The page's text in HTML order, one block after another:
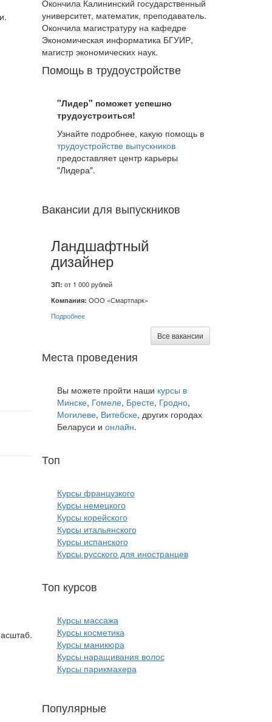
Окончила Калининский государственный
университет, математик, преподаватель.
Окончила магистратуру на кафедре
Экономическая информатика БГУИР,
магистр экономических наук.
Помощь в трудоустройстве
"Лидер" поможет успешно
трудоустроиться!
Узнайте подробнее, какую помощь в
трудоустройстве выпускников
предоставляет центр карьеры
"Лидера".
Вакансии для выпускников
Ландшафтный
дизайнер
ЗП: от 1 000 рублей
Компания: ООО «Смартпарк»
Подробнее
Все вакансии
Места проведения
Вы можете пройти наши курсы в
Минске, Гомеле, Бресте, Гродно,
Могилеве, Витебске, других городах
Беларуси и онлайн.
Топ
Курсы французкого
Курсы немецкого
Курсы корейского
Курсы итальянского
Курсы испанского
Курсы русского для иностранцев
Топ курсов
Курсы массажа
Курсы косметика
Курсы маникюра
Курсы наращивания волос
Курсы парикмахера
Популярные